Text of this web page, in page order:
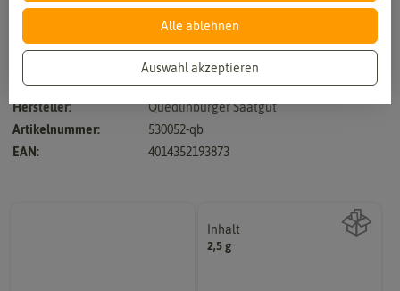
Vergrößern durch berühren
Halbhohe Mischung - Höhe ca. 60 cm
Hersteller:
Quedlinburger Saatgut
Artikelnummer:
530052-qb
EAN:
4014352193873
Inhalt
2,5 g
Alle ablehnen
Auswahl akzeptieren